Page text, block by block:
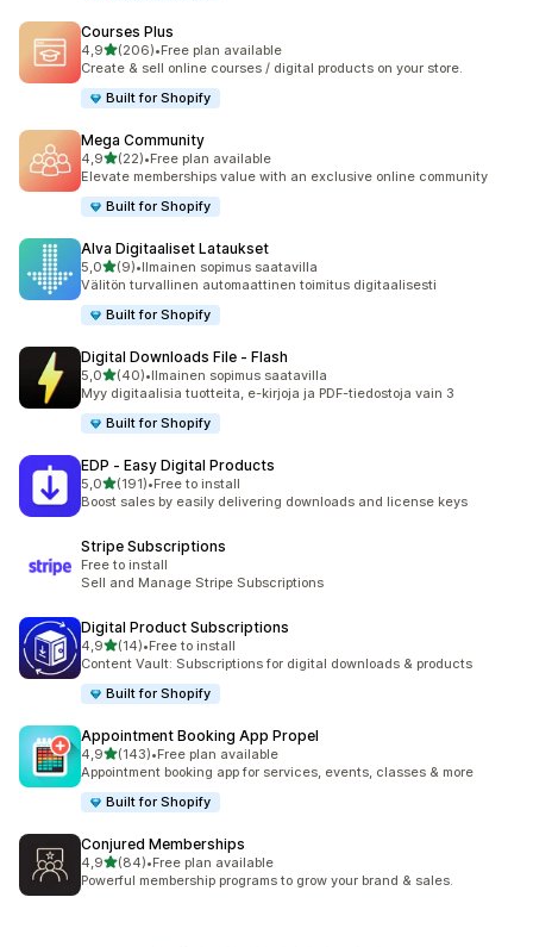
Courses Plus
4,9/ 5 tähteä
(206)
206 arvostelua yhteensä
•Free plan available
Create & sell online courses / digital products on your store.
Built for Shopify
Mega Community
4,9/ 5 tähteä
(22)
22 arvostelua yhteensä
•Free plan available
Elevate memberships value with an exclusive online community
Built for Shopify
Alva Digitaaliset Lataukset
5,0/ 5 tähteä
(9)
9 arvostelua yhteensä
•Ilmainen sopimus saatavilla
Välitön turvallinen automaattinen toimitus digitaalisesti
Built for Shopify
Digital Downloads File ‑ Flash
5,0/ 5 tähteä
(40)
40 arvostelua yhteensä
•Ilmainen sopimus saatavilla
Myy digitaalisia tuotteita, e-kirjoja ja PDF-tiedostoja vain 3
Built for Shopify
EDP ‑ Easy Digital Products
5,0/ 5 tähteä
(191)
191 arvostelua yhteensä
•Free to install
Boost sales by easily delivering downloads and license keys
Stripe Subscriptions
Free to install
Sell and Manage Stripe Subscriptions
Digital Product Subscriptions
4,9/ 5 tähteä
(14)
14 arvostelua yhteensä
•Free to install
Content Vault: Subscriptions for digital downloads & products
Built for Shopify
Appointment Booking App Propel
4,9/ 5 tähteä
(143)
143 arvostelua yhteensä
•Free plan available
Appointment booking app for services, events, classes & more
Built for Shopify
Conjured Memberships
4,9/ 5 tähteä
(84)
84 arvostelua yhteensä
•Free plan available
Powerful membership programs to grow your brand & sales.